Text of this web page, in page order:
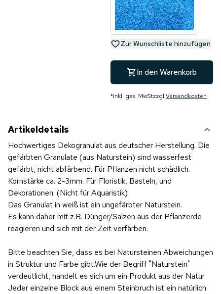
Zur Wunschliste hinzufügen
In den Warenkorb
*inkl. ges. MwStzzgl.Versandkosten
Artikeldetails
Hochwertiges Dekogranulat aus deutscher Herstellung. Die
gefärbten Granulate (aus Naturstein) sind wasserfest
gefärbt, nicht abfärbend. Für Pflanzen nicht schädlich.
Kornstärke ca. 2-3mm. Für Floristik, Basteln, und
Dekorationen. (Nicht für Aquaristik)
Das Granulat in weiß ist ein ungefärbter Naturstein.
Es kann daher mit z.B. Dünger/Salzen aus der Pflanzerde
reagieren und sich mit der Zeit verfärben.
Bitte beachten Sie, dass es bei Natursteinen Abweichungen
in Struktur und Farbe gibt.Wie der Begriff "Naturstein"
verdeutlicht, handelt es sich um ein Produkt aus der Natur.
Jeder einzelne Block aus einem Steinbruch ist ein natürlich